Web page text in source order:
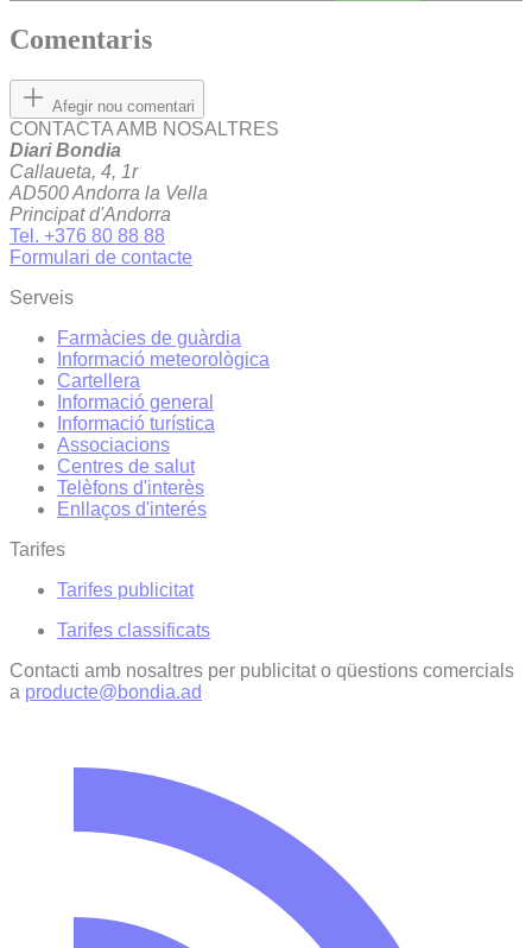
Comentaris
Afegir nou comentari
CONTACTA AMB NOSALTRES
Diari Bondia
Callaueta, 4, 1r
AD500 Andorra la Vella
Principat d'Andorra
Tel. +376 80 88 88
Formulari de contacte
Serveis
Farmàcies de guàrdia
Informació meteorològica
Cartellera
Informació general
Informació turística
Associacions
Centres de salut
Telèfons d'interès
Enllaços d'interés
Tarifes
Tarifes publicitat
Tarifes classificats
Contacti amb nosaltres per publicitat o qüestions comercials
a producte@bondia.ad